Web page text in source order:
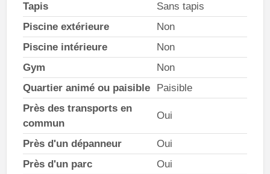
Tapis
Sans tapis
Piscine extérieure
Non
Piscine intérieure
Non
Gym
Non
Quartier animé ou paisible
Paisible
Près des transports en
commun
Oui
Près d'un dépanneur
Oui
Près d'un parc
Oui